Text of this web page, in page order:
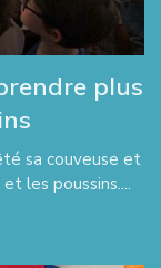
plus
sa couveuse et
les poussins....